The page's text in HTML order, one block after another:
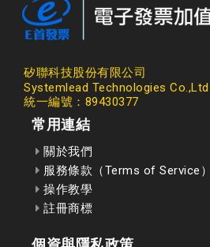
矽聯科技股份有限公司
Systemlead Technologies Co.,Ltd
統一編號：89430377
常用連結
關於我們
服務條款（Terms of Service）
操作教學
註冊商標